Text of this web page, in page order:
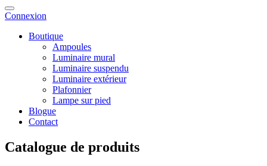
Connexion
Boutique
Ampoules
Luminaire mural
Luminaire suspendu
Luminaire extérieur
Plafonnier
Lampe sur pied
Blogue
Contact
Catalogue de produits